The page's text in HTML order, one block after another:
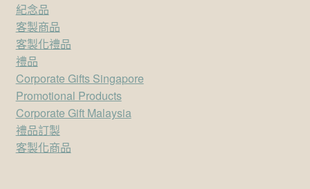
紀念品
客製商品
客製化禮品
禮品
Corporate Gifts Singapore
Promotional Products
Corporate Gift Malaysia
禮品訂製
客製化商品